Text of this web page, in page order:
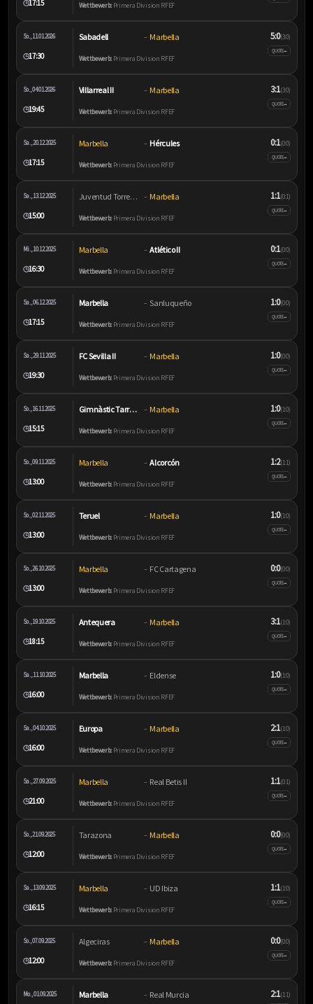
🕒17:15 Wettbewerb:Primera Division RFEF
So., 11.01.2026
🕒17:30
Sabadell – Marbella
Wettbewerb:Primera Division RFEF
5:0(3:0)
QUOTE–
So., 04.01.2026
🕒19:45
Villarreal II – Marbella
Wettbewerb:Primera Division RFEF
3:1(3:0)
QUOTE–
Sa., 20.12.2025
🕒17:15
Marbella – Hércules
Wettbewerb:Primera Division RFEF
0:1(0:0)
QUOTE–
Sa., 13.12.2025
🕒15:00
Juventud Torremolinos – Marbella
Wettbewerb:Primera Division RFEF
1:1(0:1)
QUOTE–
Mi., 10.12.2025
🕒16:30
Marbella – Atlético II
Wettbewerb:Primera Division RFEF
0:1(0:0)
QUOTE–
Sa., 06.12.2025
🕒17:15
Marbella – Sanluqueño
Wettbewerb:Primera Division RFEF
1:0(0:0)
QUOTE–
Sa., 29.11.2025
🕒19:30
FC Sevilla II – Marbella
Wettbewerb:Primera Division RFEF
1:0(0:0)
QUOTE–
So., 16.11.2025
🕒15:15
Gimnàstic Tarragona – Marbella
Wettbewerb:Primera Division RFEF
1:0(1:0)
QUOTE–
So., 09.11.2025
🕒13:00
Marbella – Alcorcón
Wettbewerb:Primera Division RFEF
1:2(1:1)
QUOTE–
So., 02.11.2025
🕒13:00
Teruel – Marbella
Wettbewerb:Primera Division RFEF
1:0(1:0)
QUOTE–
So., 26.10.2025
🕒13:00
Marbella – FC Cartagena
Wettbewerb:Primera Division RFEF
0:0(0:0)
QUOTE–
So., 19.10.2025
🕒18:15
Antequera – Marbella
Wettbewerb:Primera Division RFEF
3:1(1:0)
QUOTE–
Sa., 11.10.2025
🕒16:00
Marbella – Eldense
Wettbewerb:Primera Division RFEF
1:0(1:0)
QUOTE–
Sa., 04.10.2025
🕒16:00
Europa – Marbella
Wettbewerb:Primera Division RFEF
2:1(1:0)
QUOTE–
Sa., 27.09.2025
🕒21:00
Marbella – Real Betis II
Wettbewerb:Primera Division RFEF
1:1(0:1)
QUOTE–
So., 21.09.2025
🕒12:00
Tarazona – Marbella
Wettbewerb:Primera Division RFEF
0:0(0:0)
QUOTE–
Sa., 13.09.2025
🕒16:15
Marbella – UD Ibiza
Wettbewerb:Primera Division RFEF
1:1(1:0)
QUOTE–
So., 07.09.2025
🕒12:00
Algeciras – Marbella
Wettbewerb:Primera Division RFEF
0:0(0:0)
QUOTE–
Mo., 01.09.2025 Marbella – Real Murcia 2:1(1:1)